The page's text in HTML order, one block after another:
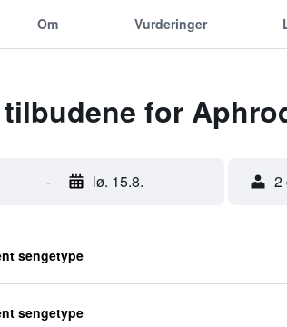
Om Vurderinger
for
- lø. 15.8. 2
sengetype
sengetype